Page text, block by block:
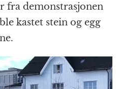
fra demonstrasjonen
kastet stein og egg